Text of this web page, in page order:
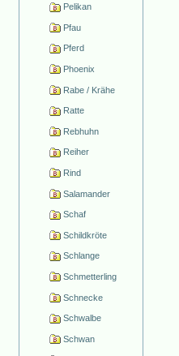
Pelikan
Pfau
Pferd
Phoenix
Rabe / Krähe
Ratte
Rebhuhn
Reiher
Rind
Salamander
Schaf
Schildkröte
Schlange
Schmetterling
Schnecke
Schwalbe
Schwan